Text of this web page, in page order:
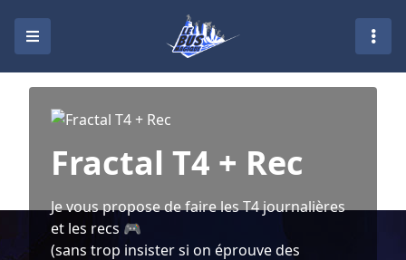
Fractal T4 + Rec
Je vous propose de faire les T4 journalières
et les recs 🎮
(sans trop insister si on éprouve des